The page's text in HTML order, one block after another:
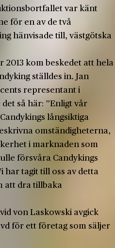
var känt
för en av de två
hänvisade till, västgötska
2013 kom beskedet att hela
ställdes in. Jan
representant i
så här: ”Enligt vår
långsiktiga
omständigheterna,
i marknaden som
försvåra Candykings
har tagit till oss av detta
att dra tillbaka
von Laskowski avgick
för ett företag som säljer